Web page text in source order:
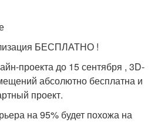
БЕСПЛАТНО !
проекта до 15 сентября , 3D-
абсолютно бесплатна и
проект.
на 95% будет похожа на